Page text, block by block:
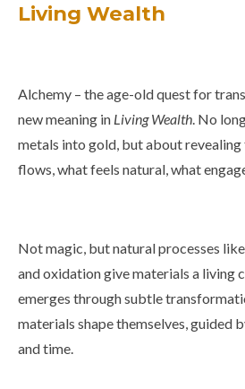
Living Wealth
Alchemy – the age-old quest for
new meaning in Living Wealth. No
metals into gold, but about
flows, what feels natural, what
Not magic, but natural processes
and oxidation give materials a living
emerges through subtle
materials shape themselves, guided
and time.